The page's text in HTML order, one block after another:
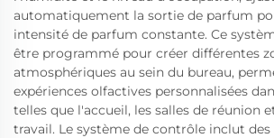
automatiquement la sortie de parfum
intensité de parfum constante. Ce
être programmé pour créer différentes
atmosphériques au sein du bureau,
expériences olfactives personnalisées
telles que l'accueil, les salles de réunion
travail. Le système de contrôle inclut